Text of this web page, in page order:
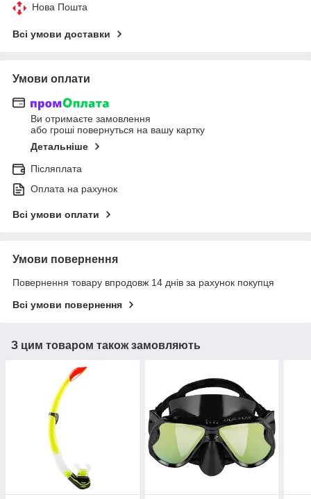
Нова Пошта
Всі умови доставки
Умови оплати
Ви отримаєте замовлення
або гроші повернуться на вашу картку
Детальніше
Післяплата
Оплата на рахунок
Всі умови оплати
Умови повернення
Повернення товару впродовж 14 днів за рахунок покупця
Всі умови повернення
З цим товаром також замовляють